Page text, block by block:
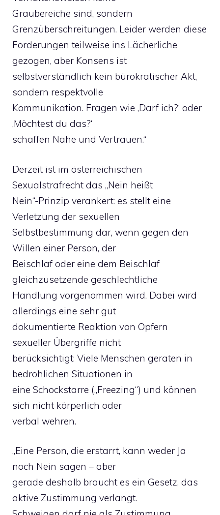
Graubereiche sind, sondern
Grenzüberschreitungen. Leider werden diese
Forderungen teilweise ins Lächerliche
gezogen, aber Konsens ist
selbstverständlich kein bürokratischer Akt,
sondern respektvolle
Kommunikation. Fragen wie ‚Darf ich?‘ oder
‚Möchtest du das?‘
schaffen Nähe und Vertrauen.“
Derzeit ist im österreichischen
Sexualstrafrecht das „Nein heißt
Nein“-Prinzip verankert: es stellt eine
Verletzung der sexuellen
Selbstbestimmung dar, wenn gegen den
Willen einer Person, der
Beischlaf oder eine dem Beischlaf
gleichzusetzende geschlechtliche
Handlung vorgenommen wird. Dabei wird
allerdings eine sehr gut
dokumentierte Reaktion von Opfern
sexueller Übergriffe nicht
berücksichtigt: Viele Menschen geraten in
bedrohlichen Situationen in
eine Schockstarre („Freezing“) und können
sich nicht körperlich oder
verbal wehren.
„Eine Person, die erstarrt, kann weder Ja
noch Nein sagen – aber
gerade deshalb braucht es ein Gesetz, das
aktive Zustimmung verlangt.